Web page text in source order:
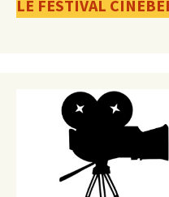
LE FESTIVAL